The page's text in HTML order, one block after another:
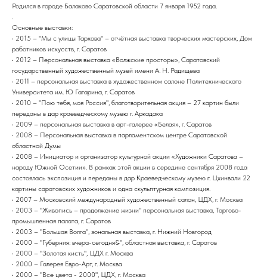
Родился в городе Балаково Саратовской области 7 января 1952 года.
.
Основные выставки:
• 2015 – "Мы с улицы Тархова" – отчётная выставка творческих мастерских, Дом
работников искусств, г. Саратов
• 2012 – Персональная выставка «Волжские просторы», Саратовский
государственный художественный музей имени А. Н. Радищева
• 2011 – персональная выставка в художественном салоне Политехнического
Университета им. Ю Гагарина, г. Саратов
• 2010 – "Пою тебя, моя Россия", благотворительная акция – 27 картин были
переданы в дар краеведческому музею г. Аркадака
• 2009 – персональная выставка в арт-галерее «Белая», г. Саратов
• 2008 – Персональная выставка в парламентском центре Саратовской
областной Думы
• 2008 – Инициатор и организатор культурной акции «Художники Саратова –
народу Южной Осетии». В рамках этой акции в середине сентября 2008 года
состоялась экспозиция и переданы в дар Краеведческому музею г. Цхинвали 22
картины саратовских художников и одна скульптурная композиция.
• 2007 – Московский международный художественный салон, ЦДХ, г. Москва
• 2003 – "Живопись – продолжение жизни" персональная выставка, Торгово-
промышленная палата, г. Саратов
• 2003 – "Большая Волга", зональная выставка, г. Нижний Новгород
• 2000 – "Губерния: вчера-сегодня&", областная выставка, г. Саратов
• 2000 – "Золотая кисть", ЦДХ г. Москва
• 2000 – Галерея Евро-Арт, г. Москва
• 2000 – "Все цвета - 2000", ЦДХ, г. Москва